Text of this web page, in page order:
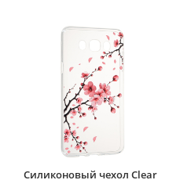
Силиконовый чехол Clear